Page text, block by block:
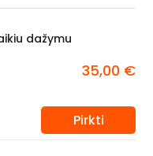
dažymu
35,00 €
Pirkti